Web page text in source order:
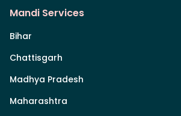
Mandi Services
Bihar
Chattisgarh
Madhya Pradesh
Maharashtra